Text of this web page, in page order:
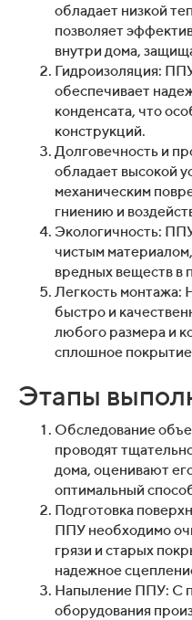
обладает низкой
позволяет
внутри дома,
Гидроизоляция:
обеспечивает
конденсата, что
конструкций.
Долговечность и
обладает высокой
механическим
гниению и
Экологичность:
чистым
вредных веществ в
Легкость монтажа:
быстро и
любого размера и
сплошное
Этапы
Обследование
проводят
дома, оценивают
оптимальный
Подготовка
ППУ необходимо
грязи и старых
надежное
Напыление ППУ: С
оборудования